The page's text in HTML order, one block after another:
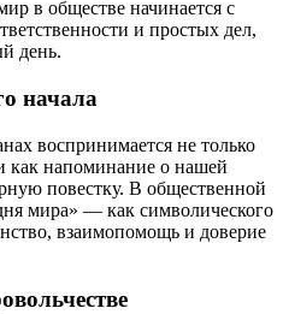
в обществе начинается с
и простых дел,
день.
начала
воспринимается не только
как напоминание о нашей
повестку. В общественной
мира» — как символического
взаимопомощь и доверие